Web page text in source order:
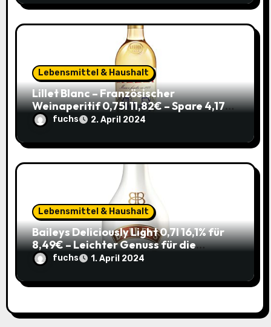
Lebensmittel & Haushalt
Lillet Blanc – Französischer
Weinaperitif 0,75l 11,82€ – Spare 4,17€
im Sparabo
fuchs 2. April 2024
Lebensmittel & Haushalt
Baileys Deliciously Light 0,7l 16,1% für
8,49€ – Leichter Genuss für die
Sommerparty (ehem. 14,99€)
fuchs 1. April 2024